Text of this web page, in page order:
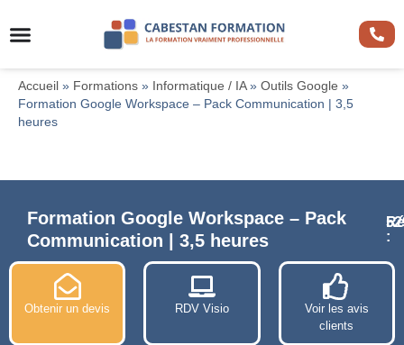
Accueil » Formations » Informatique / IA» Outils Google »
Formation Google Workspace – Pack Communication | 3,5
heures
Formation Google Workspace – Pack
Communication | 3,5 heures
:
Obtenir un devis RDV Visio
Voir les avis
clients